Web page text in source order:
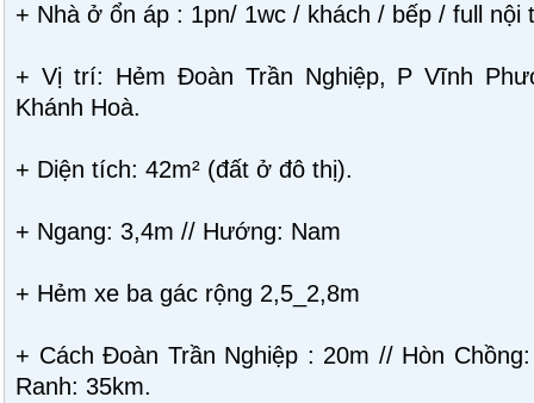
+ Nhà ở ổn áp : 1pn/ 1wc / khách / bếp / full nội
+ Vị trí: Hẻm Đoàn Trần Nghiệp, P Vĩnh
Khánh Hoà.
+ Diện tích: 42m² (đất ở đô thị).
+ Ngang: 3,4m // Hướng: Nam
+ Hẻm xe ba gác rộng 2,5_2,8m
+ Cách Đoàn Trần Nghiệp : 20m // Hòn
Ranh: 35km.